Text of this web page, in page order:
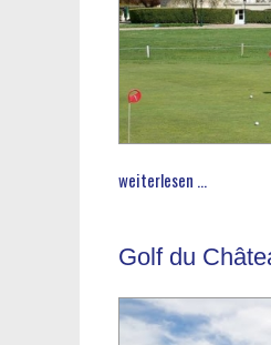
weiterlesen ...
Golf du